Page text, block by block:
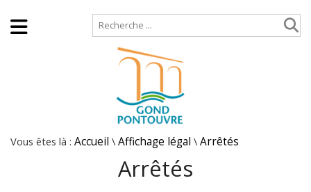
Vous êtes là : Accueil \ Affichage légal \ Arrêtés
Arrêtés